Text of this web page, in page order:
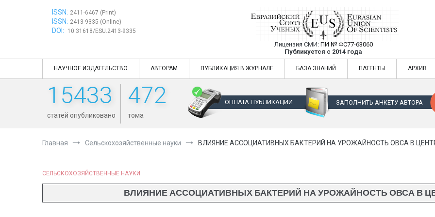
ISSN: 2411-6467 (Print)
ISSN: 2413-9335 (Online)
DOI: 10.31618/ESU.2413-9335
Евразийский Союз Ученых —
Лицензия СМИ: ПИ № ФС77-63060
Публикуется с 2014 года
Евразийский Союз Ученых — публикация научных статей в
НАУЧНОЕ ИЗДАТЕЛЬСТВО АВТОРАМ ПУБЛИКАЦИЯ В ЖУРНАЛЕ БАЗА ЗНАНИЙ ПАТЕНТЫ АРХИВ
15433
статей опубликовано
472
тома
ОПЛАТА ПУБЛИКАЦИИ ЗАПОЛНИТЬ АНКЕТУ АВТОРА
Главная Сельскохозяйственные науки ВЛИЯНИЕ АССОЦИАТИВНЫХ БАКТЕРИЙ НА УРОЖАЙНОСТЬ ОВСА В
СЕЛЬСКОХОЗЯЙСТВЕННЫЕ НАУКИ
ВЛИЯНИЕ АССОЦИАТИВНЫХ БАКТЕРИЙ НА УРОЖАЙНОСТЬ ОВСА В